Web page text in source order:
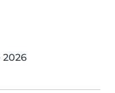
2026